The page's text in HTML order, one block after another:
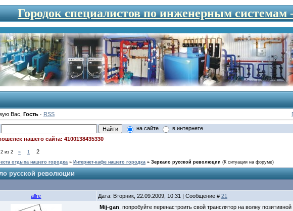
Городок специалистов по инженерным
Вас Гость· RSS
на сайте в интернете
нашего сайта: 4100138435330
2из 2 « 1 2
отдыха нашего городка » Интернет-кафе нашего городка » Зеркало русской революции (К ситуации на форуме)
русской революции
allre Дата: Вторник, 22.09.2009, 10:31 | Сообщение # 21
Mij-gan, попробуйте перенастроить свой транслятор на волну